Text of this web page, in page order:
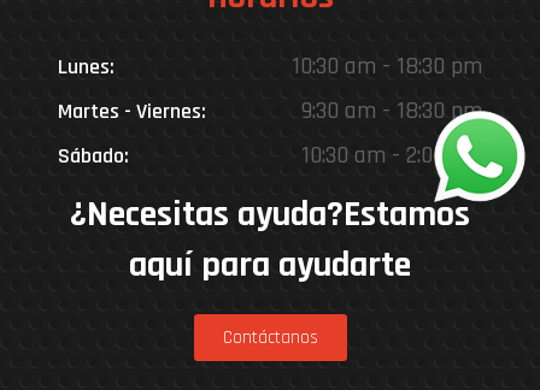
Lunes: 10:30 am - 18:30 pm
Martes - Viernes: 9:30 am - 18:30 pm
Sábado: 10:30 am - 2:00 pm
¿Necesitas ayuda?Estamos
aquí para ayudarte
Contáctanos